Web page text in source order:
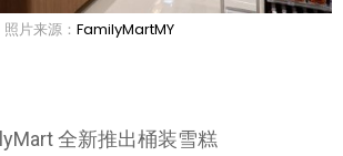
照片来源： FamilyMartMY
全新推出桶装雪糕